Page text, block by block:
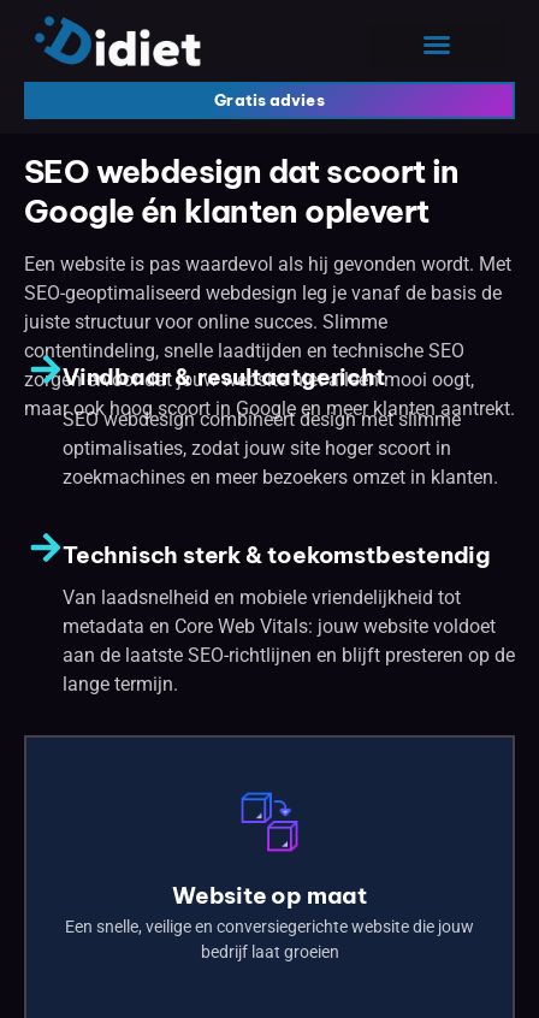
Gratis advies
SEO webdesign dat scoort in
Google én klanten oplevert
Een website is pas waardevol als hij gevonden wordt. Met
SEO-geoptimaliseerd webdesign leg je vanaf de basis de
juiste structuur voor online succes. Slimme
contentindeling, snelle laadtijden en technische SEO
zorgen ervoor dat jouw website niet alleen mooi oogt,
maar ook hoog scoort in Google en meer klanten aantrekt.
Vindbaar & resultaatgericht
SEO webdesign combineert design met slimme
optimalisaties, zodat jouw site hoger scoort in
zoekmachines en meer bezoekers omzet in klanten.
Technisch sterk & toekomstbestendig
Van laadsnelheid en mobiele vriendelijkheid tot
metadata en Core Web Vitals: jouw website voldoet
aan de laatste SEO-richtlijnen en blijft presteren op de
lange termijn.
Website op maat
Een snelle, veilige en conversiegerichte website die jouw
bedrijf laat groeien